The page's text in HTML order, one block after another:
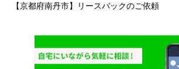
【京都府南丹市】リースバックのご依頼